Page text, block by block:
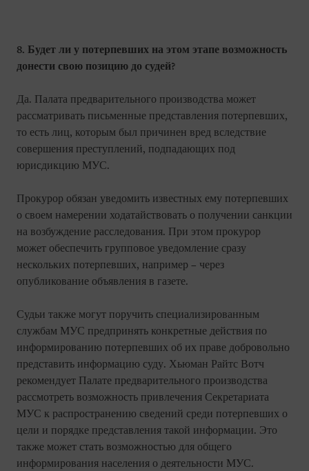
8. Будет ли у потерпевших на этом этапе возможность
донести свою позицию до судей?
Да. Палата предварительного производства может
рассматривать письменные представления потерпевших,
то есть лиц, которым был причинен вред вследствие
совершения преступлений, подпадающих под
юрисдикцию МУС.
Прокурор обязан уведомить известных ему потерпевших
о своем намерении ходатайствовать о получении санкции
на возбуждение расследования. При этом прокурор
может обеспечить групповое уведомление сразу
нескольких потерпевших, например – через
опубликование объявления в газете.
Судьи также могут поручить специализированным
службам МУС предпринять конкретные действия по
информированию потерпевших об их праве добровольно
представить информацию суду. Хьюман Райтс Вотч
рекомендует Палате предварительного производства
рассмотреть возможность привлечения Секретариата
МУС к распространению сведений среди потерпевших о
цели и порядке представления такой информации. Это
также может стать возможностью для общего
информирования населения о деятельности МУС.